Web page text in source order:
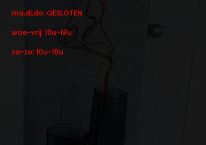
ma,di,do: GESLOTEN
woe-vrij: 10u-18u
za-zo: 10u-16u